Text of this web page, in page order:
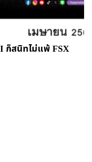
ก็สนิทไม่แพ้ FSX